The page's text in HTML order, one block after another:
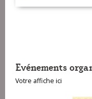
Evénements
Votre affiche ici